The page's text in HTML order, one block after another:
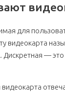
для
видеокарта
Дискретная —